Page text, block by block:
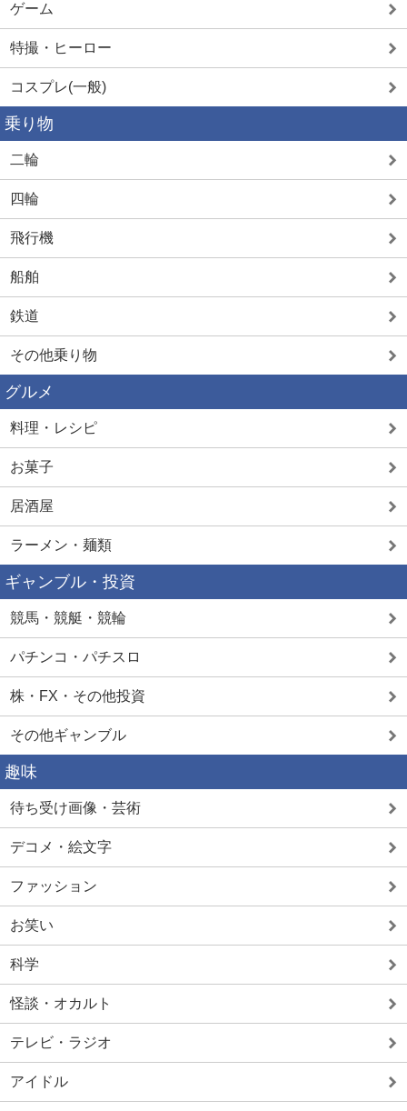
ゲーム
特撮・ヒーロー
コスプレ(一般)
乗り物
二輪
四輪
飛行機
船舶
鉄道
その他乗り物
グルメ
料理・レシピ
お菓子
居酒屋
ラーメン・麺類
ギャンブル・投資
競馬・競艇・競輪
パチンコ・パチスロ
株・FX・その他投資
その他ギャンブル
趣味
待ち受け画像・芸術
デコメ・絵文字
ファッション
お笑い
科学
怪談・オカルト
テレビ・ラジオ
アイドル